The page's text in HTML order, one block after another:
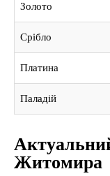
Золото
Срібло
Платина
Паладій
Житомира